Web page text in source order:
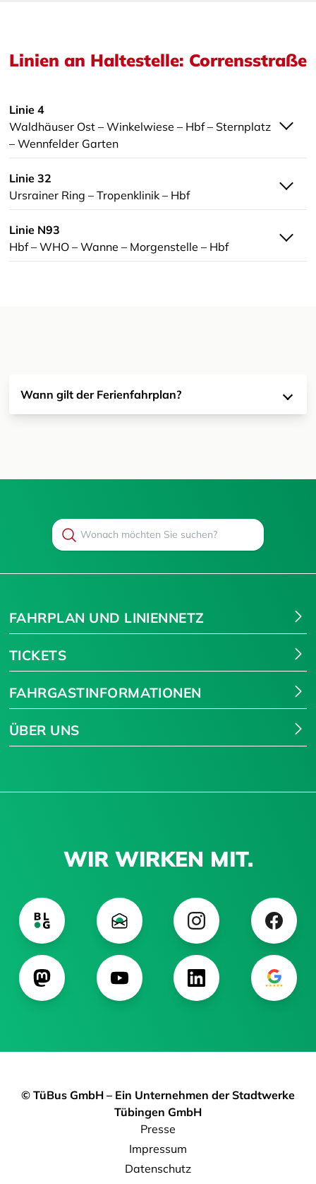
Linien an Haltestelle: Corrensstraße
Linie 4
Waldhäuser Ost – Winkelwiese – Hbf – Sternplatz
– Wennfelder Garten
Linie 32
Ursrainer Ring – Tropenklinik – Hbf
Linie N93
Hbf – WHO – Wanne – Morgenstelle – Hbf
Wann gilt der Ferienfahrplan?
Search
FAHRPLAN UND LINIENNETZ
TICKETS
FAHRGASTINFORMATIONEN
ÜBER UNS
WIR WIRKEN MIT.
© TüBus GmbH – Ein Unternehmen der Stadtwerke
Tübingen GmbH
Presse
Impressum
Datenschutz